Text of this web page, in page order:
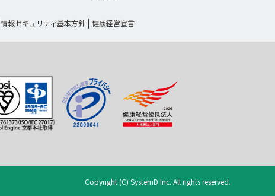
情報セキュリティ基本方針 健康経営宣言
Copyright (C) SystemD Inc. All rights reserved.